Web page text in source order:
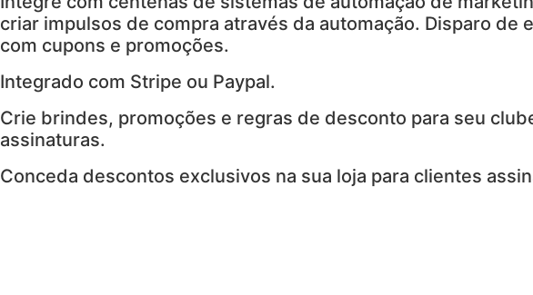
criar impulsos de compra através da automação. Disparo de
com cupons e promoções.
Integrado com Stripe ou Paypal.
Crie brindes, promoções e regras de desconto para seu
assinaturas.
Conceda descontos exclusivos na sua loja para clientes